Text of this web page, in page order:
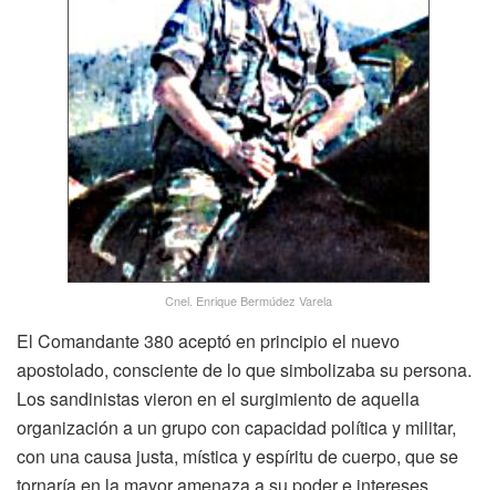
Cnel. Enrique Bermúdez Varela
El Comandante 380 aceptó en principio el nuevo
apostolado, consciente de lo que simbolizaba su persona.
Los sandinistas vieron en el surgimiento de aquella
organización a un grupo con capacidad política y militar,
con una causa justa, mística y espíritu de cuerpo, que se
tornaría en la mayor amenaza a su poder e intereses